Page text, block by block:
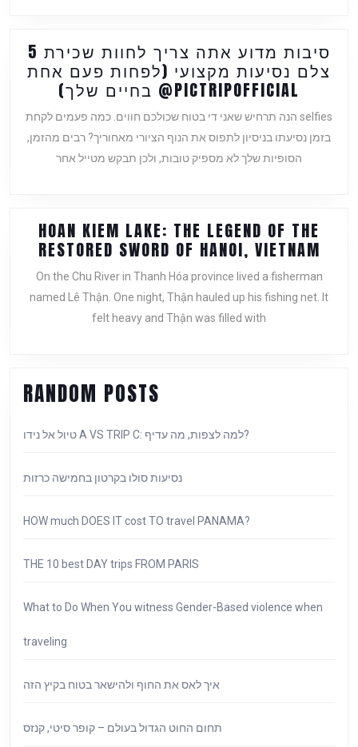
אינדונזית 5 סיבות מדוע אתה צריך לחוות שכירת
צלם נסיעות מקצועי (לפחות פעם אחת
בחיים שלך) @PICTRIPOFFICIAL
סיבות
מדוע
אתה
צריך
צלם
נסיעות
מקצועי
(לפחות
פעם
הנה תרחיש שאני די בטוח שכולכם חווים. כמה פעמים לקחת selfies
בזמן נסיעתו בניסיון לתפוס את הנוף הציורי מאחוריך? רבים מהזמן,
הסופיות שלך לא מספיק טובות, ולכן תבקש מטייל אחר
HOAN KIEM LAKE: THE LEGEND OF THE
RESTORED SWORD OF HANOI, VIETNAM
KIEM
THE
On the Chu River in Thanh Hóa province lived a fisherman
named Lê Thận. One night, Thận hauled up his fishing net. It
felt heavy and Thận was filled with
RANDOM POSTS
טיול אל נידו A VS TRIP C: למה לצפות, מה עדיף?
נסיעות סולו בקרטון בחמישה כרזות
HOW much DOES IT cost TO travel PANAMA?
THE 10 best DAY trips FROM PARIS
What to Do When You witness Gender-Based violence when
traveling
איך לאס את החוף ולהישאר בטוח בקיץ הזה
תחום החוט הגדול בעולם – קופר סיטי, קנזס